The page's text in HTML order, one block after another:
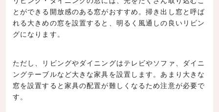
とができる開放感のある窓がおすすめ。掃き出し窓と呼ば
れる大きめの窓を設置すると、明るく風通しの良いリビン
グになります。
ただし、リビングやダイニングはテレビやソファ、ダイニ
ングテーブルなど大きな家具を設置します。あまり大きな
窓を設置すると家具の配置が難しくなるため注意が必要で
す。